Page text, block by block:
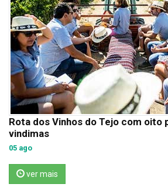
Rota dos Vinhos do Tejo com oito
vindimas
05 ago
ver mais